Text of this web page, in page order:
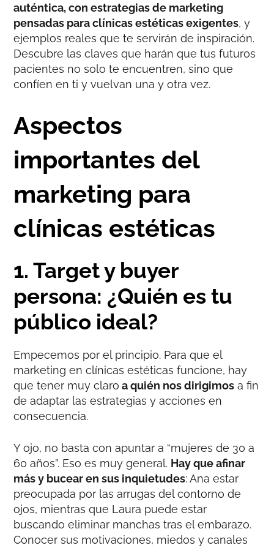
auténtica, con estrategias de marketing
pensadas para clínicas estéticas exigentes, y
ejemplos reales que te servirán de inspiración.
Descubre las claves que harán que tus futuros
pacientes no solo te encuentren, sino que
confíen en ti y vuelvan una y otra vez.
Aspectos
importantes del
marketing para
clínicas estéticas
1. Target y buyer
persona: ¿Quién es tu
público ideal?
Empecemos por el principio. Para que el
marketing en clínicas estéticas funcione, hay
que tener muy claro a quién nos dirigimos a fin
de adaptar las estrategias y acciones en
consecuencia.
Y ojo, no basta con apuntar a “mujeres de 30 a
60 años”. Eso es muy general. Hay que afinar
más y bucear en sus inquietudes: Ana estar
preocupada por las arrugas del contorno de
ojos, mientras que Laura puede estar
buscando eliminar manchas tras el embarazo.
Conocer sus motivaciones, miedos y canales